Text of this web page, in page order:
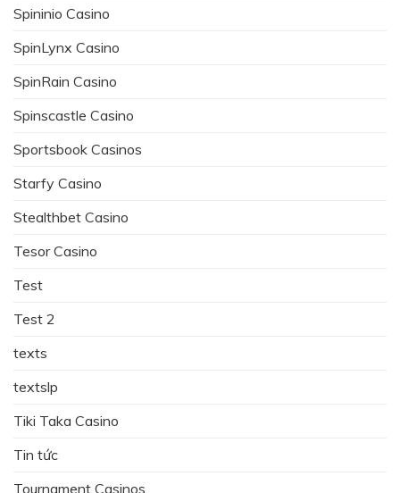
Spininio Casino
SpinLynx Casino
SpinRain Casino
Spinscastle Casino
Sportsbook Casinos
Starfy Casino
Stealthbet Casino
Tesor Casino
Test
Test 2
texts
textslp
Tiki Taka Casino
Tin tức
Tournament Casinos